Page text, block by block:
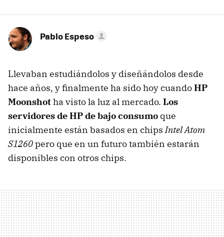
Pablo Espeso
Llevaban estudiándolos y diseñándolos desde
hace años, y finalmente ha sido hoy cuandoHP
Moonshotha visto la luz al mercado. Los
servidores de HP de bajo consumo que
inicialmente están basados en chipsIntel Atom
S1260pero que en un futuro también estarán
disponibles con otros chips.